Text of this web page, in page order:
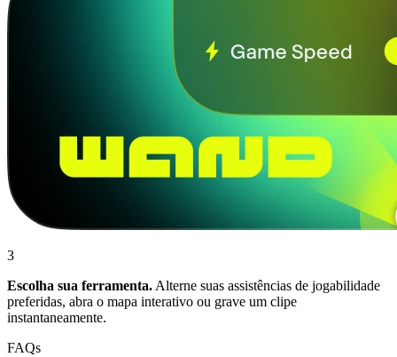
3
Escolha sua ferramenta. Alterne suas assistências de jogabilidade
preferidas, abra o mapa interativo ou grave um clipe
instantaneamente.
FAQs